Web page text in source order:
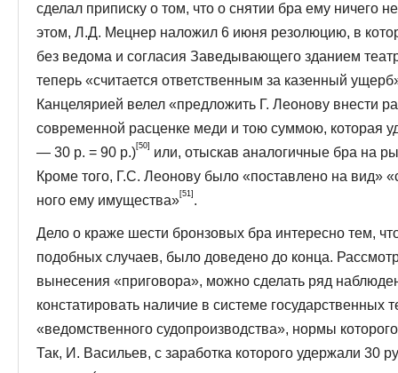
сделал приписку о том, что о снятии бра ему ничего
этом, Л.Д. Мецнер наложил 6 июня резо­люцию, в
без ведома и согласия Заведывающего зданием
теперь «считается ответственным за казенный
Канцелярией велел «предложить Г. Леонову внести
современной расценке меди и тою суммою, кото­рая
— 30 р. = 90 р.)[50]
или, отыскав аналогичные бра на
Кроме того, Г.С. Леонову было «поставлено на вид»
ного ему имущества»[51] .
Дело о краже шести бронзовых бра интересно тем,
подобных случаев, было доведено до конца.
вынесения «приговора», можно сделать ряд
констатировать наличие в системе государст­венных
«ведомственного судопроизводства», нормы
Так, И. Васильев, с заработка которого удержали 30